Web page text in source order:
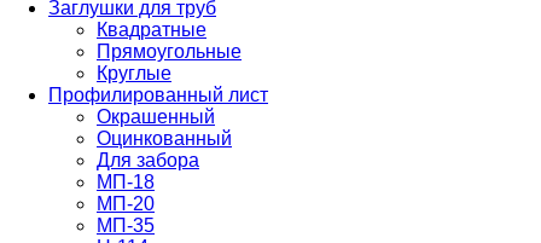
Заглушки для труб
Квадратные
Прямоугольные
Круглые
Профилированный лист
Окрашенный
Оцинкованный
Для забора
МП-18
МП-20
МП-35